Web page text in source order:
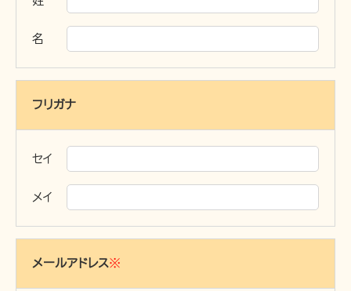
営業部営業課（雲州平田駅2階）
FAX 0853-62-3384
お問い合わせ
名
フリガナ
セイ
メイ
メールアドレス※